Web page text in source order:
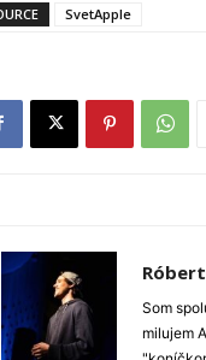
SvetApple
Som
milujem